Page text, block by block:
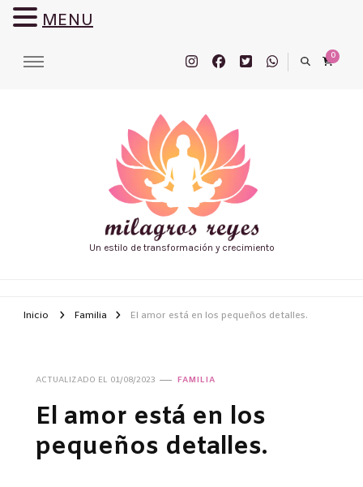
0
Un estilo de transformación y crecimiento
Inicio Familia El amor está en los pequeños detalles.
ACTUALIZADO EL 01/08/2023 FAMILIA
El amor está en los
pequeños detalles.
MENU